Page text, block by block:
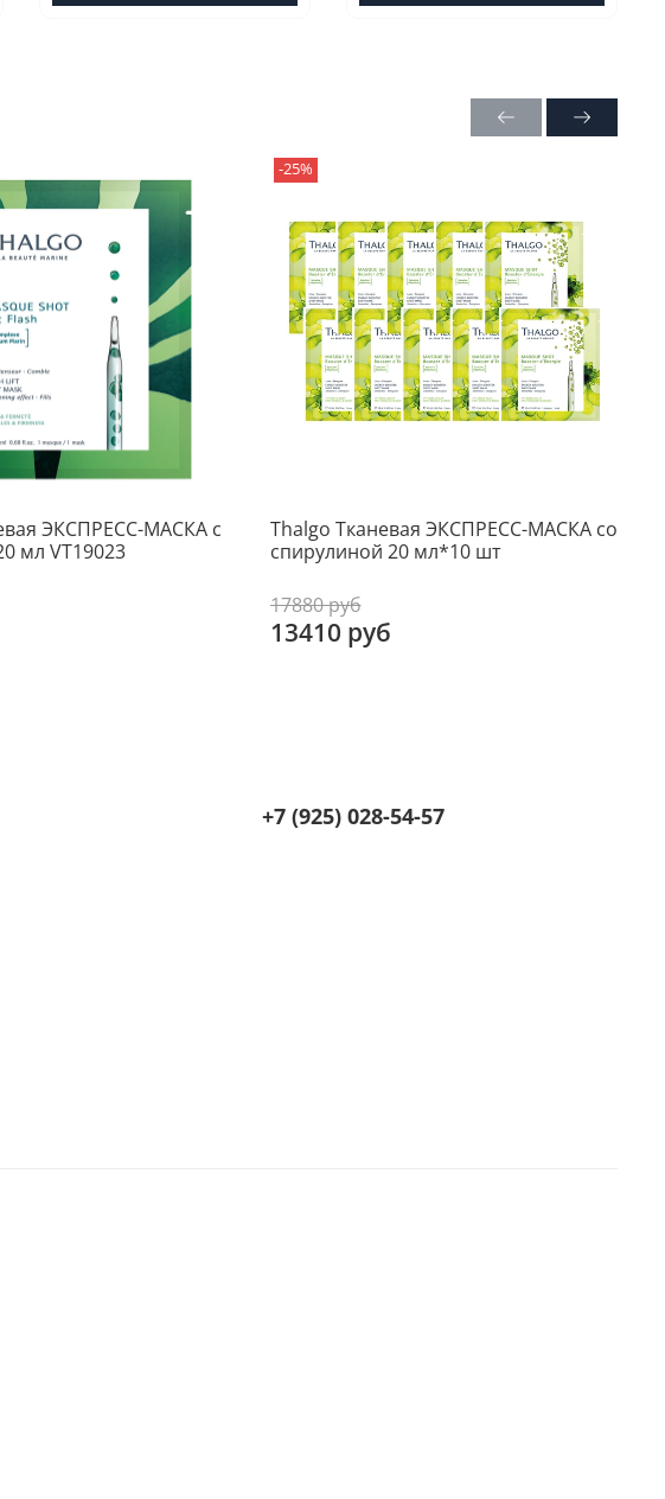
ЭКСПРЕСС-МАСКА с
мл VT19023
-25%
Thalgo Тканевая ЭКСПРЕСС-МАСКА со
спирулиной 20 мл*10 шт
17880 руб
13410 руб
+7 (925) 028-54-57